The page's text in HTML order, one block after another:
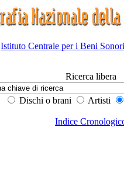
Istituto Centrale per i Beni
Ricerca libera
Dischi o brani Artisti
Indice